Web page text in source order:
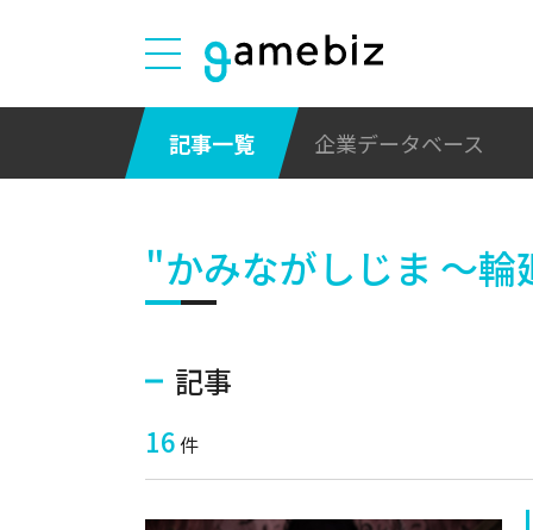
記事一覧 企業データベース
"かみながしじま ～
記事
16件